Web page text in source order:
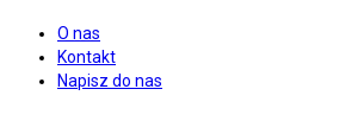
O nas
Kontakt
Napisz do nas